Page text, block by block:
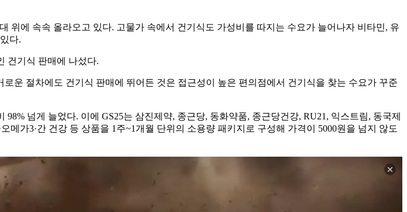
에 속속 올라오고 있다. 고물가 속에서 건기식도 가성비를 따지는 수요가 늘어나자 비타민, 유
다.
건기식 판매에 나섰다.
운 절차에도 건기식 판매에 뛰어든 것은 접근성이 높은 편의점에서 건기식을 찾는 수요가 꾸준
넘게 늘었다. 이에 GS25는 삼진제약, 종근당, 동화약품, 종근당건강, RU21, 익스트림, 동국제
가3·간 건강 등 상품을 1주~1개월 단위의 소용량 패키지로 구성해 가격이 5000원을 넘지 않도